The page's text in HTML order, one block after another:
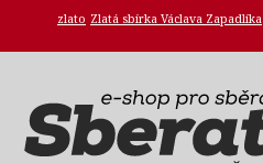
zlato Zlatá sbírka Václava Zapadlíka